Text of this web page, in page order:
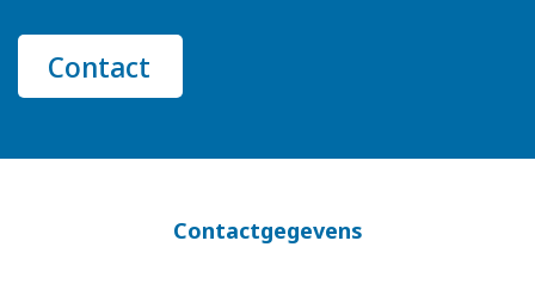
Contact
Contactgegevens